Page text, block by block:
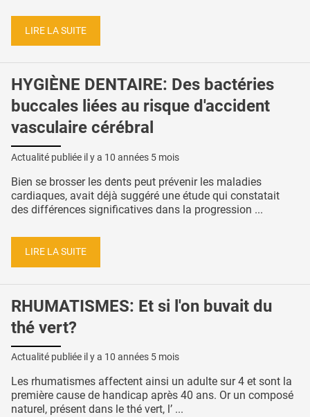
LIRE LA SUITE
HYGIÈNE DENTAIRE: Des bactéries
buccales liées au risque d'accident
vasculaire cérébral
Actualité publiée il y a 10 années 5 mois
Bien se brosser les dents peut prévenir les maladies
cardiaques, avait déjà suggéré une étude qui constatait
des différences significatives dans la progression ...
LIRE LA SUITE
RHUMATISMES: Et si l'on buvait du
thé vert?
Actualité publiée il y a 10 années 5 mois
Les rhumatismes affectent ainsi un adulte sur 4 et sont la
première cause de handicap après 40 ans. Or un composé
naturel, présent dans le thé vert, l’ ...